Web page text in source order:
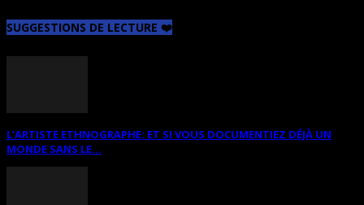
SUGGESTIONS DE LECTURE ❤️
L’ARTISTE ETHNOGRAPHE: ET SI VOUS DOCUMENTIEZ DÉJÀ UN
MONDE SANS LE...